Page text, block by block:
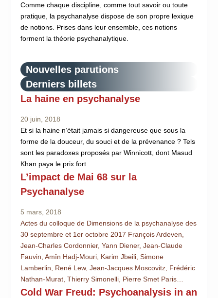
Comme chaque discipline, comme tout savoir ou toute
pratique, la psychanalyse dispose de son propre lexique
de notions. Prises dans leur ensemble, ces notions
forment la théorie psychanalytique.
Nouvelles parutions
Derniers billets
La haine en psychanalyse
20 juin, 2018
Et si la haine n’était jamais si dangereuse que sous la
forme de la douceur, du souci et de la prévenance ? Tels
sont les paradoxes proposés par Winnicott, dont Masud
Khan paya le prix fort.
L’impact de Mai 68 sur la
Psychanalyse
5 mars, 2018
Actes du colloque de Dimensions de la psychanalyse des
30 septembre et 1er octobre 2017 François Ardeven,
Jean-Charles Cordonnier, Yann Diener, Jean-Claude
Fauvin, Amîn Hadj-Mouri, Karim Jbeili, Simone
Lamberlin, René Lew, Jean-Jacques Moscovitz, Frédéric
Nathan-Murat, Thierry Simonelli, Pierre Smet Paris…
Cold War Freud: Psychoanalysis in an